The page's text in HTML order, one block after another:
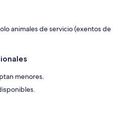
animales de servicio (exentos de
menores.